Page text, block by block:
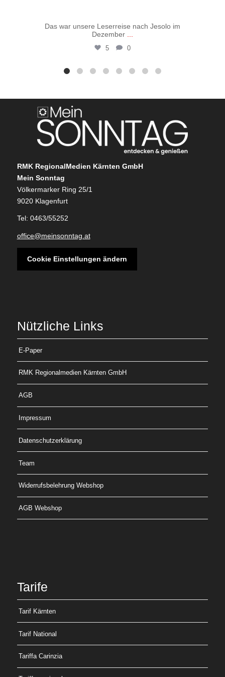
Das war unsere Leserreise nach Jesolo im
Dezember
5 0
RMK RegionalMedien Kärnten GmbH
Mein Sonntag
Völkermarker Ring 25/1
9020 Klagenfurt
Tel: 0463/55252
office@meinsonntag.at
Cookie Einstellungen ändern
Nützliche Links
E-Paper
RMK Regionalmedien Kärnten GmbH
AGB
Impressum
Datenschutzerklärung
Team
Widerrufsbelehrung Webshop
AGB Webshop
Tarife
Tarif Kärnten
Tarif National
Tariffa Carinzia